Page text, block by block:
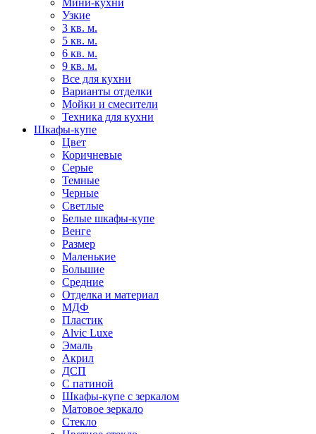
Мини-кухни
Узкие
3 кв. м.
5 кв. м.
6 кв. м.
9 кв. м.
Все для кухни
Варианты отделки
Мойки и смесители
Техника для кухни
Шкафы-купе
Цвет
Коричневые
Серые
Темные
Черные
Светлые
Белые шкафы-купе
Венге
Размер
Маленькие
Большие
Средние
Отделка и материал
МДФ
Пластик
Alvic Luxe
Эмаль
Акрил
ДСП
С патиной
Шкафы-купе с зеркалом
Матовое зеркало
Стекло